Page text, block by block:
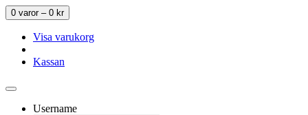
0 varor – 0 kr
Visa varukorg
Kassan
Username